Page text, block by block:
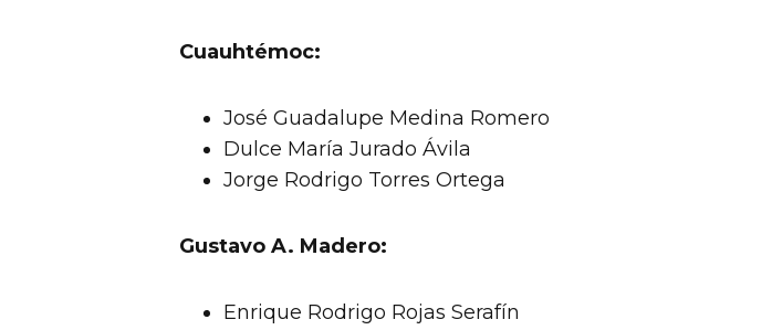
Cuauhtémoc:
José Guadalupe Medina Romero
Dulce María Jurado Ávila
Jorge Rodrigo Torres Ortega
Gustavo A. Madero:
Enrique Rodrigo Rojas Serafín